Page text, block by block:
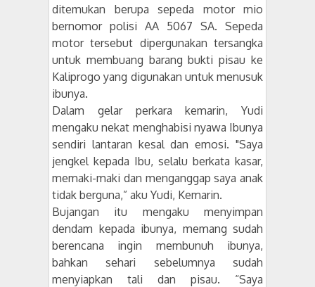
ditemukan berupa sepeda motor mio
bernomor polisi AA 5067 SA. Sepeda
motor tersebut dipergunakan tersangka
untuk membuang barang bukti pisau ke
Kaliprogo yang digunakan untuk menusuk
ibunya.
Dalam gelar perkara kemarin, Yudi
mengaku nekat menghabisi nyawa Ibunya
sendiri lantaran kesal dan emosi. "Saya
jengkel kepada Ibu, selalu berkata kasar,
memaki-maki dan menganggap saya anak
tidak berguna,” aku Yudi, Kemarin.
Bujangan itu mengaku menyimpan
dendam kepada ibunya, memang sudah
berencana ingin membunuh ibunya,
bahkan sehari sebelumnya sudah
menyiapkan tali dan pisau. “Saya